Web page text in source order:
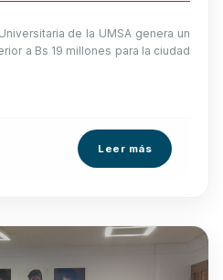
de la UMSA genera un
a Bs 19 millones para la ciudad
Leer más